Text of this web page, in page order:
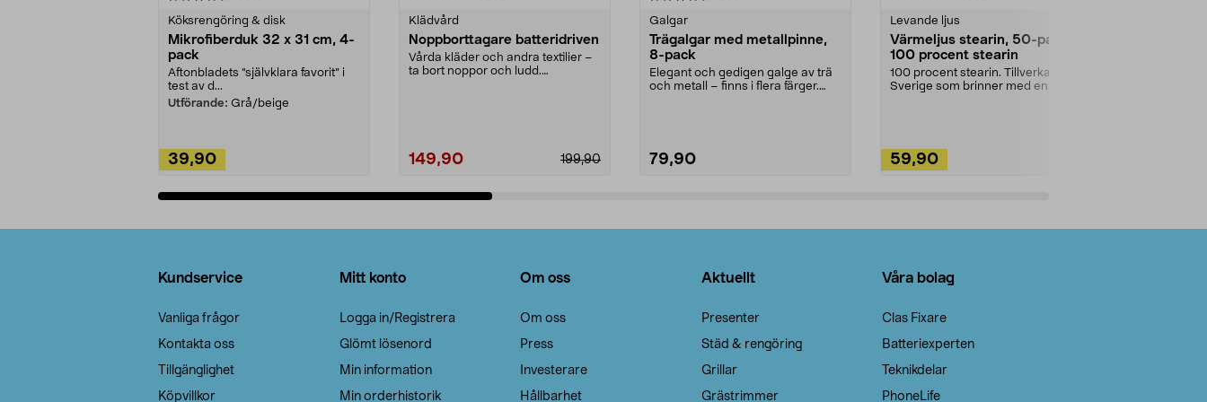
Köksrengöring & disk
Mikrofiberduk 32 x 31 cm, 4-
pack
Aftonbladets "självklara favorit” i
test av d...
Utförande: Grå/beige
39,90
Klädvård
Noppborttagare batteridriven
Vårda kläder och andra textilier –
ta bort noppor och ludd.
199,90
149,90
Galgar
Trägalgar med metallpinne,
8-pack
Elegant och gedigen galge av trä
och metall – finns i flera färger.
79,90
Levande ljus
Värmeljus stearin, 50-pack,
100 procent stearin
100 procent stearin. Tillverkade i
Sverige som brinner med en
59,90
Kundservice
Vanliga frågor
Kontakta oss
Tillgänglighet
Köpvillkor
Mitt konto
Logga in/Registrera
Glömt lösenord
Min information
Min orderhistorik
Om oss
Om oss
Press
Investerare
Hållbarhet
Aktuellt
Presenter
Städ & rengöring
Grillar
Grästrimmer
Våra bolag
Clas Fixare
Batteriexperten
Teknikdelar
PhoneLife